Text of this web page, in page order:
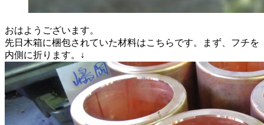
おはようございます。
先日木箱に梱包されていた材料はこちらです。まず、フチを
内側に折ります。↓